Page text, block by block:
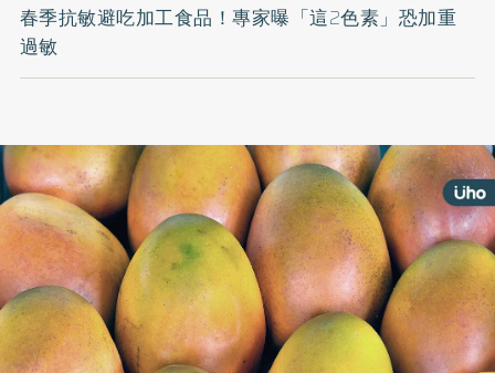
春季抗敏避吃加工食品！專家曝「這2色素」恐加重
過敏